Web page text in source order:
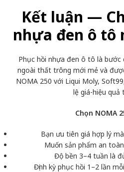
Kết luận —
nhựa đen ô tô
Phục hồi nhựa đen ô tô là bước
ngoài thất trông mới mẻ và
NOMA 250 với Liqui Moly,
lệ giá-hiệu quả
Chọn NOMA
Bạn ưu tiên giá hợp lý
Muốn sản phẩm an
Độ bền 3–4 tuần là
Định kỳ phục hồi 1–2 lần